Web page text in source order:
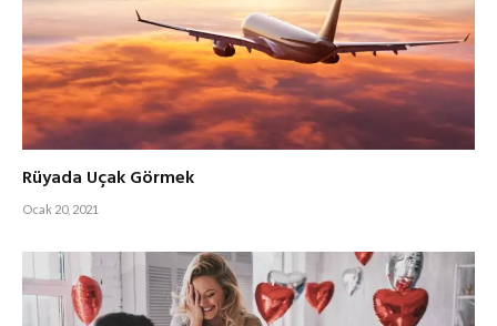
Rüyada Uçak Görmek
Ocak 20, 2021